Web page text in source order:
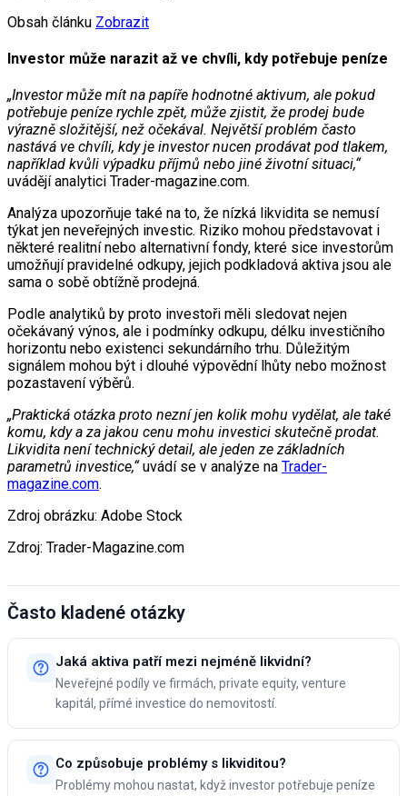
Obsah článku Zobrazit
Investor může narazit až ve chvíli, kdy potřebuje peníze
„Investor může mít na papíře hodnotné aktivum, ale pokud
potřebuje peníze rychle zpět, může zjistit, že prodej bude
výrazně složitější, než očekával. Největší problém často
nastává ve chvíli, kdy je investor nucen prodávat pod tlakem,
například kvůli výpadku příjmů nebo jiné životní situaci,“
uvádějí analytici Trader-magazine.com.
Analýza upozorňuje také na to, že nízká likvidita se nemusí
týkat jen neveřejných investic. Riziko mohou představovat i
některé realitní nebo alternativní fondy, které sice investorům
umožňují pravidelné odkupy, jejich podkladová aktiva jsou ale
sama o sobě obtížně prodejná.
Podle analytiků by proto investoři měli sledovat nejen
očekávaný výnos, ale i podmínky odkupu, délku investičního
horizontu nebo existenci sekundárního trhu. Důležitým
signálem mohou být i dlouhé výpovědní lhůty nebo možnost
pozastavení výběrů.
„Praktická otázka proto nezní jen kolik mohu vydělat, ale také
komu, kdy a za jakou cenu mohu investici skutečně prodat.
Likvidita není technický detail, ale jeden ze základních
parametrů investice,“ uvádí se v analýze na Trader-
magazine.com.
Zdroj obrázku: Adobe Stock
Zdroj: Trader-Magazine.com
Často kladené otázky
Jaká aktiva patří mezi nejméně likvidní?
Neveřejné podíly ve firmách, private equity, venture
kapitál, přímé investice do nemovitostí.
Co způsobuje problémy s likviditou?
Problémy mohou nastat, když investor potřebuje peníze